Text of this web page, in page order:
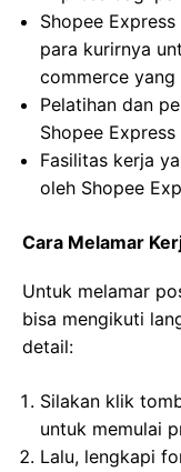
Shopee
para kurirnya
commerce
Pelatihan dan
Shopee
Fasilitas kerja
oleh Shopee
Cara Melamar
Untuk melamar
bisa mengikuti
detail:
Silakan klik
untuk memulai
Lalu, lengkapi